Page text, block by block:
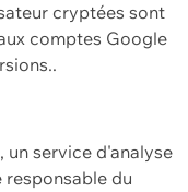
cryptées sont
comptes Google
un service d'analyse
du